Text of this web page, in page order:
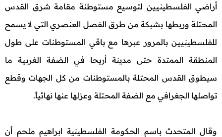
أراضي الفلسطينيين لتوسيع مستوطنة مقامة شرق القدس
المحتلة وربطها بشبكة من طرق الفصل العنصري التي لا يسمح
للفلسطينيين بالمرور عبرها مع باقي المستوطنات على طول
المنطقة الممتدة حتى مدينة أريحا في الضفة الغربية ما
سيطوق القدس المحتلة بالمستوطنات من كل الجهات وقطع
تواصلها الجغرافي مع الضفة المحتلة وعزلها عنها نهائياً.
وقال المتحدث باسم الحكومة الفلسطينية ابراهيم ملحم أن